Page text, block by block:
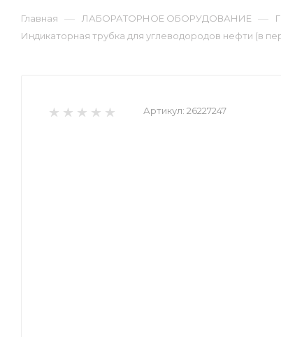
Главная — ЛАБОРАТОРНОЕ ОБОРУДОВАНИЕ —
Индикаторная трубка для углеводородов нефти (в
Артикул: 26227247